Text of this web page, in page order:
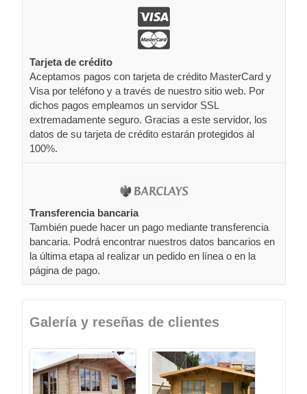
Tarjeta de crédito
Aceptamos pagos con tarjeta de crédito MasterCard y
Visa por teléfono y a través de nuestro sitio web. Por
dichos pagos empleamos un servidor SSL
extremadamente seguro. Gracias a este servidor, los
datos de su tarjeta de crédito estarán protegidos al
100%.
Transferencia bancaria
También puede hacer un pago mediante transferencia
bancaria. Podrá encontrar nuestros datos bancarios en
la última etapa al realizar un pedido en línea o en la
página de pago.
Galería y reseñas de clientes